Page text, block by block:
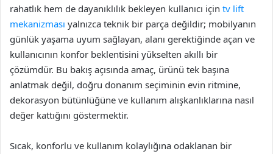
rahatlık hem de dayanıklılık bekleyen kullanıcı için tv lift
mekanizması yalnızca teknik bir parça değildir; mobilyanın
günlük yaşama uyum sağlayan, alanı gerektiğinde açan ve
kullanıcının konfor beklentisini yükselten akıllı bir
çözümdür. Bu bakış açısında amaç, ürünü tek başına
anlatmak değil, doğru donanım seçiminin evin ritmine,
dekorasyon bütünlüğüne ve kullanım alışkanlıklarına nasıl
değer kattığını göstermektir.
Sıcak, konforlu ve kullanım kolaylığına odaklanan bir